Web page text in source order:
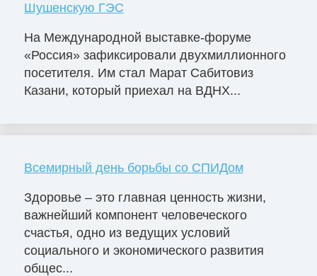
Шушенскую ГЭС
На Международной выставке-форуме
«Россия» зафиксировали двухмиллионного
посетителя. Им стал Марат Сабитовиз
Казани, который приехал на ВДНХ...
Всемирный день борьбы со СПИДом
Здоровье – это главная ценность жизни,
важнейший компонент человеческого
счастья, одно из ведущих условий
социального и экономического развития
общес...